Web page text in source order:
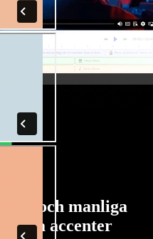
och manliga
accenter